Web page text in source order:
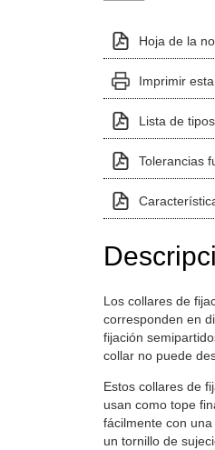
Hoja de la
Imprimir
Lista de
Tolerancias
Los collares de
corresponden en
fijación
collar no puede
Estos collares de
usan como tope
fácilmente con
un tornillo de